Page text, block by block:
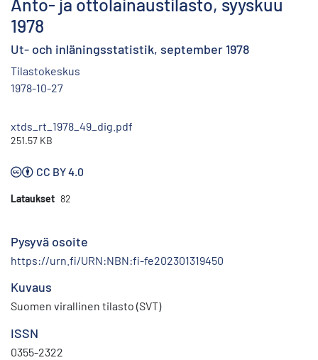
Anto- ja ottolainaustilasto, syyskuu
1978
Ut- och inläningsstatistik, september 1978
Tilastokeskus
1978-10-27
xtds_rt_1978_49_dig.pdf
251.57 KB
CC BY 4.0
Lataukset 82
Pysyvä osoite
https://urn.fi/URN:NBN:fi-fe202301319450
Kuvaus
Suomen virallinen tilasto (SVT)
ISSN
0355-2322